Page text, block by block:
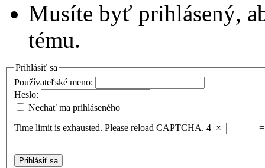
Musíte byť prihlásený,
tému.
Prihlásiť sa
Používateľské meno:
Heslo:
Nechať ma prihláseného
Time limit is exhausted. Please reload CAPTCHA. 4 ×
Prihlásiť sa